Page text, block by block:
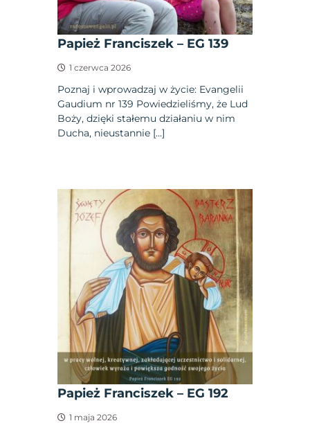
Papież Franciszek – EG 139
1 czerwca 2026
Poznaj i wprowadzaj w życie: Evangelii
Gaudium nr 139 Powiedzieliśmy, że Lud
Boży, dzięki stałemu działaniu w nim
Ducha, nieustannie […]
Papież Franciszek – EG 192
1 maja 2026